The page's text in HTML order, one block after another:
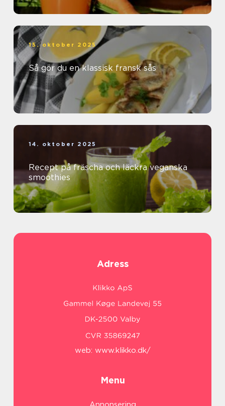
15. oktober 2025
Så gör du en klassisk fransk sås
14. oktober 2025
Recept på fräscha och läckra veganska
smoothies
Adress
web: www.klikko.dk/
Menu